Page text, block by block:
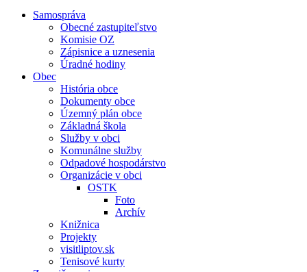
Samospráva
Obecné zastupiteľstvo
Komisie OZ
Zápisnice a uznesenia
Úradné hodiny
Obec
História obce
Dokumenty obce
Územný plán obce
Základná škola
Služby v obci
Komunálne služby
Odpadové hospodárstvo
Organizácie v obci
OSTK
Foto
Archív
Knižnica
Projekty
visitliptov.sk
Tenisové kurty